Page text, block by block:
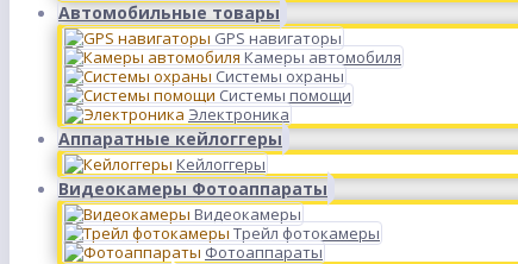
Автомобильные товары
GPS навигаторы
Камеры автомобиля
Системы охраны
Системы помощи
Электроника
Аппаратные кейлоггеры
Кейлоггеры
Видеокамеры Фотоаппараты
Видеокамеры
Трейл фотокамеры
Фотоаппараты